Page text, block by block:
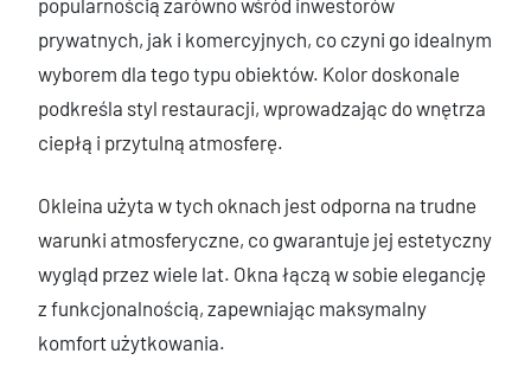
prywatnych, jak i komercyjnych, co czyni go idealnym
wyborem dla tego typu obiektów. Kolor doskonale
podkreśla styl restauracji, wprowadzając do wnętrza
ciepłą i przytulną atmosferę.
Okleina użyta w tych oknach jest odporna na trudne
warunki atmosferyczne, co gwarantuje jej estetyczny
wygląd przez wiele lat. Okna łączą w sobie elegancję
z funkcjonalnością, zapewniając maksymalny
komfort użytkowania.